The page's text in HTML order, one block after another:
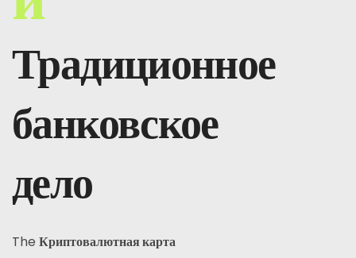
Традиционное
банковское
дело
The Криптовалютная карта